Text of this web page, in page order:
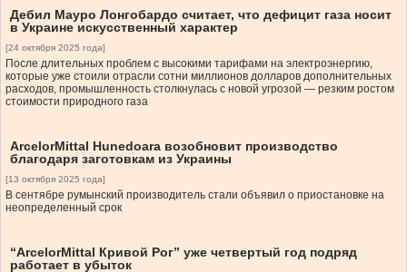
Дебил Мауро Лонгобардо считает, что дефицит газа носит
в Украине искусственный характер
[24 октября 2025 года]
После длительных проблем с высокими тарифами на электроэнергию,
которые уже стоили отрасли сотни миллионов долларов дополнительных
расходов, промышленность столкнулась с новой угрозой — резким ростом
стоимости природного газа
ArcelorMittal Hunedoara возобновит производство
благодаря заготовкам из Украины
[13 октября 2025 года]
В сентябре румынский производитель стали объявил о приостановке на
неопределенный срок
“ArcelorMittal Кривой Рог” уже четвертый год подряд
работает в убыток